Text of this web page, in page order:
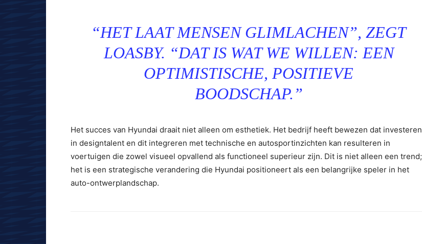
“HET LAAT MENSEN GLIMLACHEN”, ZEGT
LOASBY. “DAT IS WAT WE WILLEN: EEN
OPTIMISTISCHE, POSITIEVE
BOODSCHAP.”
Het succes van Hyundai draait niet alleen om esthetiek. Het bedrijf heeft bewezen dat investeren
in designtalent en dit integreren met technische en autosportinzichten kan resulteren in
voertuigen die zowel visueel opvallend als functioneel superieur zijn. Dit is niet alleen een trend;
het is een strategische verandering die Hyundai positioneert als een belangrijke speler in het
auto-ontwerplandschap.